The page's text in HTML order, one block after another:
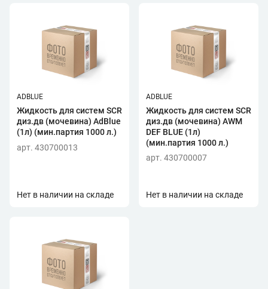
ADBLUE
Жидкость для систем SCR
диз.дв (мочевина) AdBlue
(1л) (мин.партия 1000 л.)
арт. 430700013
Нет в наличии на складе
ADBLUE
Жидкость для систем SCR
диз.дв (мочевина) AWM
DEF BLUE (1л)
(мин.партия 1000 л.)
арт. 430700007
Нет в наличии на складе